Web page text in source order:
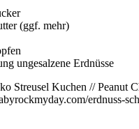
(ggf. mehr)
ungesalzene Erdnüsse